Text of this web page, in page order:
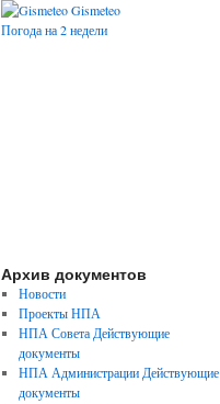
Gismeteo
Погода на 2 недели
Архив документов
Новости
Проекты НПА
НПА Совета Действующие
документы
НПА Администрации Действующие
документы